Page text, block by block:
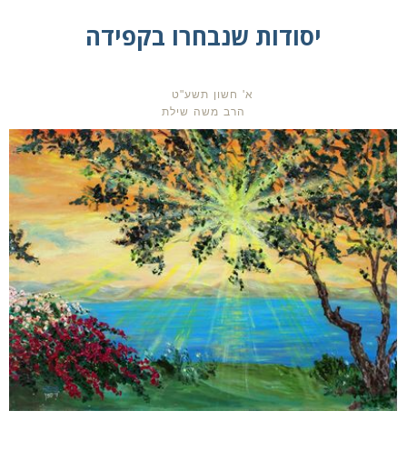
יסודות שנבחרו בקפידה
א' חשון תשע"ט
הרב משה שילת